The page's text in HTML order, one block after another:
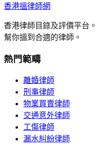
香港搵律師網
香港律師目錄及評價平台。
幫你搵到合適的律師。
熱門範疇
離婚律師
刑事律師
物業買賣律師
交通意外律師
工傷律師
漏水糾紛律師